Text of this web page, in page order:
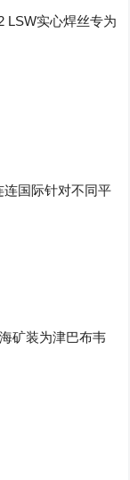
LSW实心焊丝专为
国际针对不同平
矿装为津巴布韦